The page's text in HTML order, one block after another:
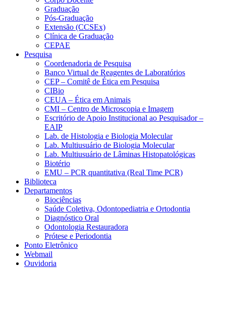
Graduação
Pós-Graduação
Extensão (CCSEx)
Clínica de Graduação
CEPAE
Pesquisa
Coordenadoria de Pesquisa
Banco Virtual de Reagentes de Laboratórios
CEP – Comitê de Ética em Pesquisa
CIBio
CEUA – Ética em Animais
CMI – Centro de Microscopia e Imagem
Escritório de Apoio Institucional ao Pesquisador –
EAIP
Lab. de Histologia e Biologia Molecular
Lab. Multiusuário de Biologia Molecular
Lab. Multiusuário de Lâminas Histopatológicas
Biotério
EMU – PCR quantitativa (Real Time PCR)
Biblioteca
Departamentos
Biociências
Saúde Coletiva, Odontopediatria e Ortodontia
Diagnóstico Oral
Odontologia Restauradora
Prótese e Periodontia
Ponto Eletrônico
Webmail
Ouvidoria